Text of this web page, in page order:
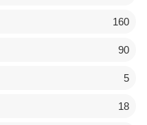
160
90
5
18